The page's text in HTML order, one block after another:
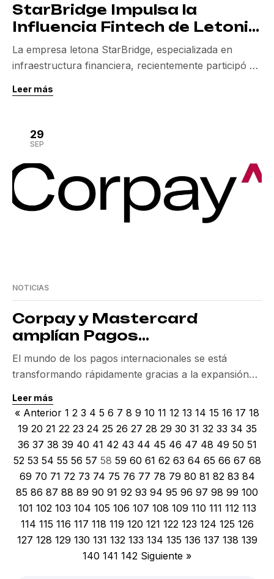
StarBridge Impulsa la
Influencia Fintech de Letonia
en Alemania
La empresa letona StarBridge, especializada en
infraestructura financiera, recientemente participó en
Primer Ministro Evika Siliņa y el Ministro de Economía
experiencia tecnológica de Letonia en el sector
fintech, fortaleciendo así la reputación del país como
un proveedor clave de soluciones […]
Leer más
29
SEP
NOTICIAS
Corpay y Mastercard
amplían Pagos
Internacionales en Nuevos
Mercados
El mundo de los pagos internacionales se está
transformando rápidamente gracias a la expansión
alianza ahora cubre 22 nuevos mercados, incluidos
Leer más
« Anterior 1 2 3 4 5 6 7 8 9 10 11 12 13 14 15 16 17 18
19 20 21 22 23 24 25 26 27 28 29 30 31 32 33 34 35
36 37 38 39 40 41 42 43 44 45 46 47 48 49 50 51
52 53 54 55 56 57 58 59 60 61 62 63 64 65 66 67 68
69 70 71 72 73 74 75 76 77 78 79 80 81 82 83 84
85 86 87 88 89 90 91 92 93 94 95 96 97 98 99 100
101 102 103 104 105 106 107 108 109 110 111 112 113
114 115 116 117 118 119 120 121 122 123 124 125 126
127 128 129 130 131 132 133 134 135 136 137 138 139
140 141 142 Siguiente »